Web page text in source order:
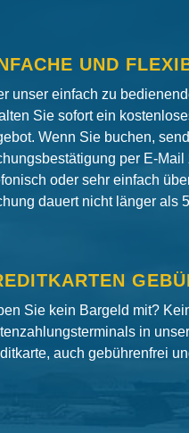
UND
unser einfach zu
Sie sofort ein
Wenn Sie buchen,
per E-
oder sehr einfach
dauert nicht länger als
Sie kein Bargeld mit?
in
auch gebührenfrei